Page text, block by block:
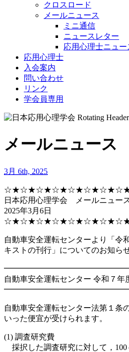
クロスロード
メールニュース
ミニ通信
ニュースレター
応用心理士ニュー
応用心理士
入会案内
問い合わせ
リンク
学会員専用
メールニュース
3月 6th, 2025
日本応用心理学会 メールニュー
2025年3月6日
自動車安全運転センターより「令
キストの刊行」についてのお知ら
自動車安全運転センター 令和７
自動車安全運転センター法第１条
いった便宜が受けられます。
(1) 調査研究費
採択した調査研究に対して，100